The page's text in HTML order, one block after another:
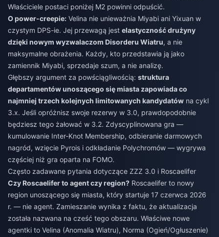
Właściciele postaci poniżej M2 powinni odpuścić.
O power-creepie: Velina nie unieważnia Miyabi ani Yixuan w
czystym DPS-ie. Jej przewagą jest elastyczność drużyny
dzięki nowym wyzwalaczom Disorderu Wiatru, a nie
maksymalne obrażenia. Każdy, kto przedstawia ją jako
zamiennik Miyabi, sprzedaje szum, a nie analizę.
Głębszy argument za powściągliwością: struktura
departamentów unoszącego się miasta zapowiada co
najmniej trzech kolejnych limitowanych kandydatów na cykl
3.x. Jeśli opróżnisz swoje rezerwy w 3.0, prawdopodobnie
będziesz tego żałować w 3.2. Zdyscyplinowana gra —
kumulowanie Inter-Knot Membership, odbieranie darmowych
nagród, wzięcie Pyrois i odkładanie Polychromów — wygrywa
częściej niż gra oparta na FOMO.
Często zadawane pytania dotyczące ZZZ 3.0 i Roscaelifer
Czy Roscaelifer to agent czy region? Roscaelifer to nowy
region unoszącego się miasta, który startuje 17 czerwca 2026
r. — nie agent. Zamieszanie wynika z faktu, że aktualizacja
została nazwana na cześć tego obszaru. Właściwe nowe
agentki to Velina (Anomalia Wiatru), Norma (Ogień/Ogłuszenie)